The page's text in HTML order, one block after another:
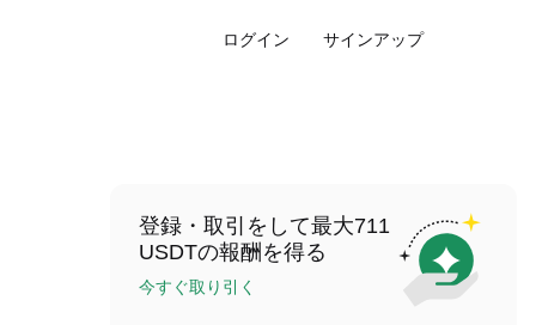
ログイン サインアップ
登録・取引をして最大711
USDTの報酬を得る
今すぐ取り引く